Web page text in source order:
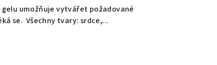
umožňuje vytvářet požadované
se. Všechny tvary: srdce,...